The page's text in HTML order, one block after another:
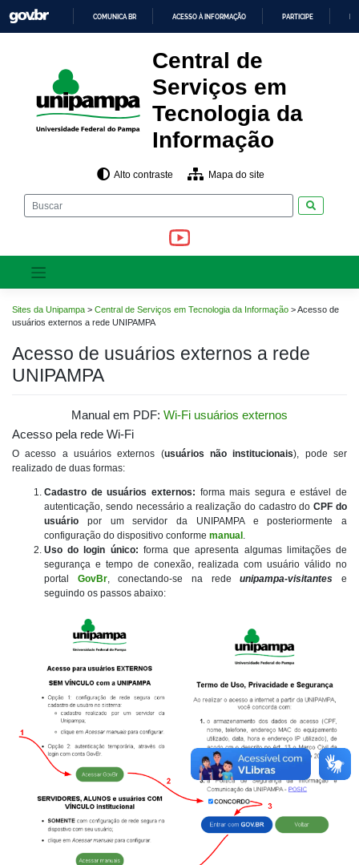
para
o
O
CONTEÚDO
COMUNICA BR ACESSO À INFORMAÇÃO PARTICIPE
Central de
Serviços em
Tecnologia da
Informação
Alto contraste Mapa do site
Sites da Unipampa > Central de Serviços em Tecnologia da Informação >Acesso de
usuários externos a rede UNIPAMPA
Acesso de usuários externos a rede
UNIPAMPA
Manual em PDF: Wi-Fi usuários externos
Acesso pela rede Wi-Fi
O acesso a usuários externos (usuários não institucionais), pode ser
realizado de duas formas:
Cadastro de usuários externos: forma mais segura e estável de
autenticação, sendo necessário a realização do cadastro doCPF do
usuário por um servidor da UNIPAMPA e posteriormente a
configuração do dispositivo conforme manual .
Uso do login único: forma que apresenta algumas limitações de
segurança e tempo de conexão, realizada com usuário válido no
portal GovBr, conectando-se na redeunipampa-visitantes e
seguindo os passos abaixo: